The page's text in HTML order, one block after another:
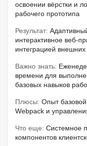
освоении вёрстки и
рабочего прототипа
Результат:
интерактивное веб-
интеграцией
Важно знать:
времени для
базовых навыков
Плюсы: Опыт базовой
Webpack и
Что еще: Системное
компонентов